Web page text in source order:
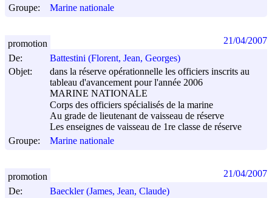
Groupe:
Marine nationale
De:
Battestini (Florent, Jean, Georges)
Objet:
dans la réserve opérationnelle les officiers inscrits au
tableau d'avancement pour l'année 2006
MARINE NATIONALE
Corps des officiers spécialisés de la marine
Au grade de lieutenant de vaisseau de réserve
Les enseignes de vaisseau de 1re classe de réserve
Groupe:
Marine nationale
promotion 21/04/2007
De:
Baeckler (James, Jean, Claude)
promotion 21/04/2007